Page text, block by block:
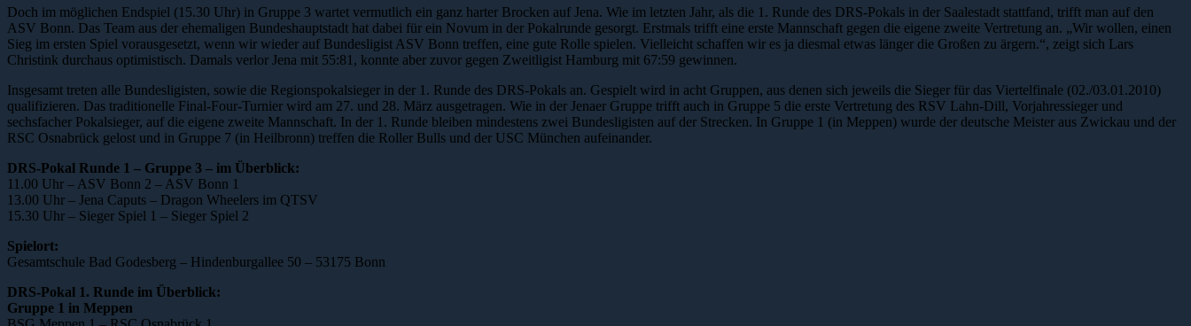
Doch im möglichen Endspiel (15.30 Uhr) in Gruppe 3 wartet vermutlich ein ganz harter Brocken auf Jena. Wie im letzten Jahr, als die 1. Runde des DRS-Pokals in der Saalestadt stattfand, trifft man auf den
ASV Bonn. Das Team aus der ehemaligen Bundeshauptstadt hat dabei für ein Novum in der Pokalrunde gesorgt. Erstmals trifft eine erste Mannschaft gegen die eigene zweite Vertretung an. „Wir wollen, einen
Sieg im ersten Spiel vorausgesetzt, wenn wir wieder auf Bundesligist ASV Bonn treffen, eine gute Rolle spielen. Vielleicht schaffen wir es ja diesmal etwas länger die Großen zu ärgern.“, zeigt sich Lars
Christink durchaus optimistisch. Damals verlor Jena mit 55:81, konnte aber zuvor gegen Zweitligist Hamburg mit 67:59 gewinnen.
Insgesamt treten alle Bundesligisten, sowie die Regionspokalsieger in der 1. Runde des DRS-Pokals an. Gespielt wird in acht Gruppen, aus denen sich jeweils die Sieger für das Viertelfinale (02./03.01.2010)
qualifizieren. Das traditionelle Final-Four-Turnier wird am 27. und 28. März ausgetragen. Wie in der Jenaer Gruppe trifft auch in Gruppe 5 die erste Vertretung des RSV Lahn-Dill, Vorjahressieger und
sechsfacher Pokalsieger, auf die eigene zweite Mannschaft. In der 1. Runde bleiben mindestens zwei Bundesligisten auf der Strecken. In Gruppe 1 (in Meppen) wurde der deutsche Meister aus Zwickau und der
RSC Osnabrück gelost und in Gruppe 7 (in Heilbronn) treffen die Roller Bulls und der USC München aufeinander.
DRS-Pokal Runde 1 – Gruppe 3 – im Überblick:
11.00 Uhr – ASV Bonn 2 – ASV Bonn 1
13.00 Uhr – Jena Caputs – Dragon Wheelers im QTSV
15.30 Uhr – Sieger Spiel 1 – Sieger Spiel 2
Spielort:
Gesamtschule Bad Godesberg – Hindenburgallee 50 – 53175 Bonn
DRS-Pokal 1. Runde im Überblick:
Gruppe 1 in Meppen